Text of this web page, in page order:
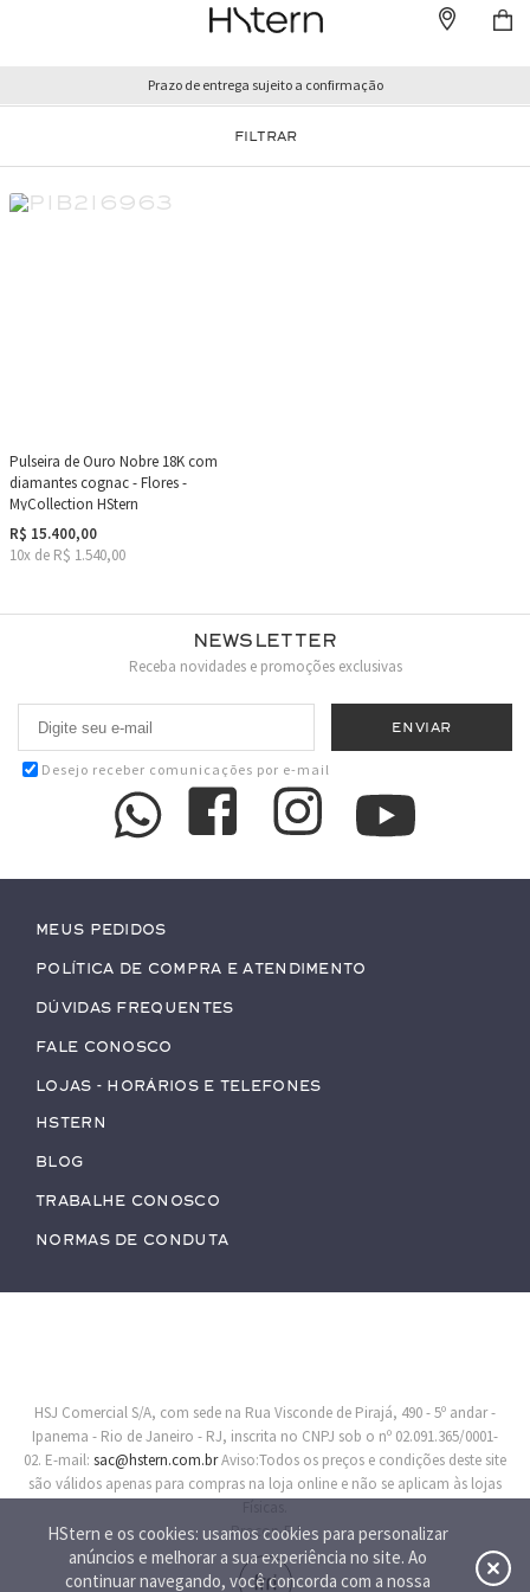
HStern e os cookies: usamos cookies para personalizar
anúncios e melhorar a sua experiência no site. Ao
continuar navegando, você concorda com a nossa
Prazo de entrega sujeito a confirmação
FILTRAR
Pulseira de Ouro Nobre 18K com
diamantes cognac - Flores -
MyCollection HStern
R$ 15.400,00
10x de R$ 1.540,00
Newsletter
Receba novidades e promoções exclusivas
Desejo receber comunicações por e-mail
Meus pedidos
Política de Compra e Atendimento
Dúvidas Frequentes
Fale conosco
Lojas - Horários e Telefones
HStern
Blog
Trabalhe conosco
Normas de Conduta
HSJ Comercial S/A, com sede na Rua Visconde de Pirajá, 490 - 5º andar -
Ipanema - Rio de Janeiro - RJ, inscrita no CNPJ sob o nº 02.091.365/0001-
02. E-mail: sac@hstern.com.brAviso:Todos os preços e condições deste site
são válidos apenas para compras na loja online e não se aplicam às lojas
Procon-RJ